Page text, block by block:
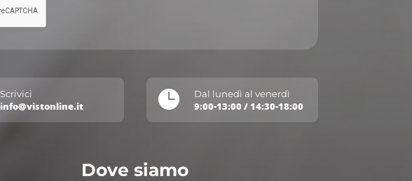
Scrivici
info@vistonline.it  Dal lunedì al venerdì
9:00-13:00 / 14:30-18:00
Dove siamo